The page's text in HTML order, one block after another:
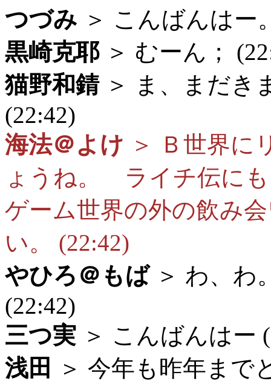
つづみ ＞ こんばんはー
黒崎克耶＞ むーん；
猫野和錆＞ ま、まだき
(22:42)
海法＠よけ ＞ Ｂ世界に
ょうね。 ライチ伝に
ゲーム世界の外の飲み
い。 (22:42)
やひろ＠もば＞ わ、わ
(22:42)
三つ実 ＞ こんばんはー
浅田
＞ 今年も昨年ま